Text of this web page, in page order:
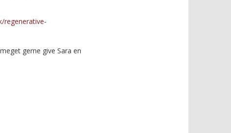
regenerative-
gerne give Sara en